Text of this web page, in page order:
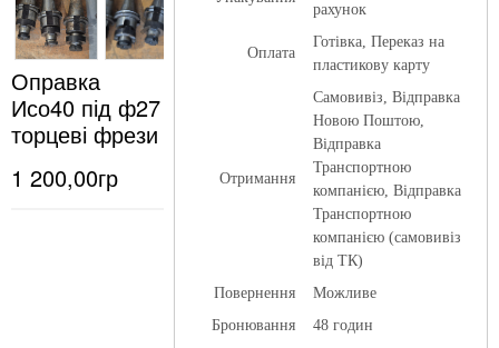
Оправка
Исо40 під ф27
торцеві фрези
1 200,00гр
рахунок
Оплата
Готівка, Переказ на
пластикову карту
Отримання
Самовивіз, Відправка
Новою Поштою,
Відправка
Транспортною
компанією, Відправка
Транспортною
компанією (самовивіз
від ТК)
Повернення
Можливе
Бронювання
48 годин